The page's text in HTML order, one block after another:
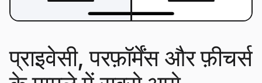
प्राइवेसी, परफ़ॉर्मेंस और फ़ीचर्स